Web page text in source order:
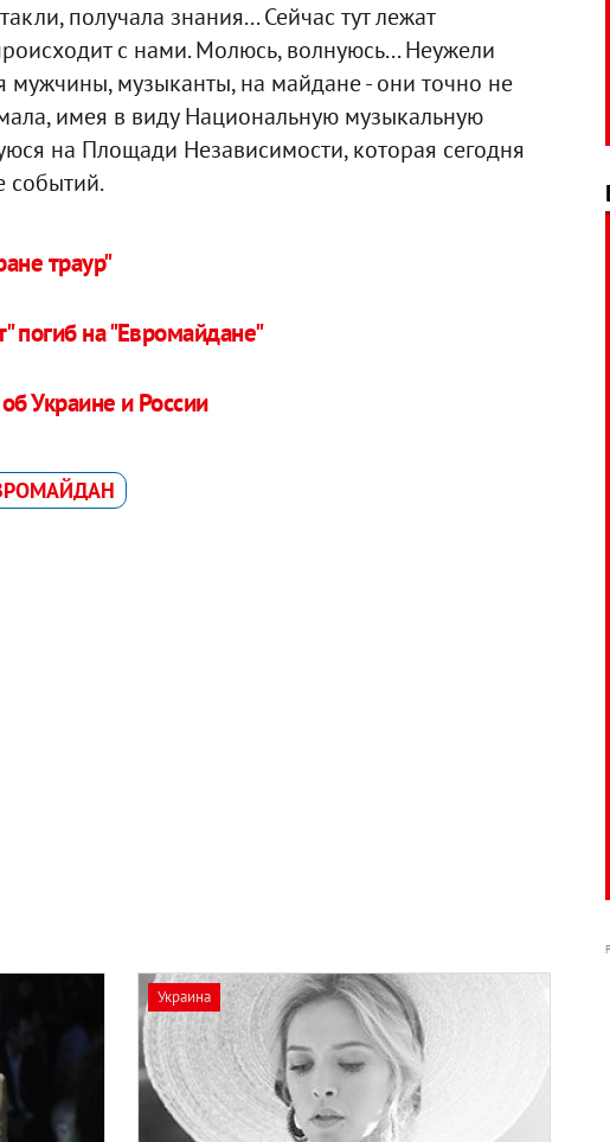
получала знания... Сейчас тут лежат
с нами. Молюсь, волнуюсь... Неужели
мужчины, музыканты, на майдане - они точно не
имея в виду Национальную музыкальную
на Площади Независимости, которая сегодня
событий.
траур"
погиб на "Евромайдане"
Украине и России
Украина